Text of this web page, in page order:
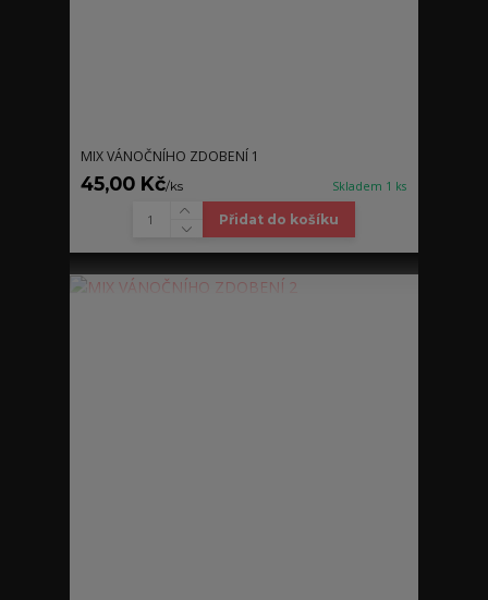
MIX VÁNOČNÍHO ZDOBENÍ 1
45,00 Kč/ks Skladem 1 ks
Přidat do košíku